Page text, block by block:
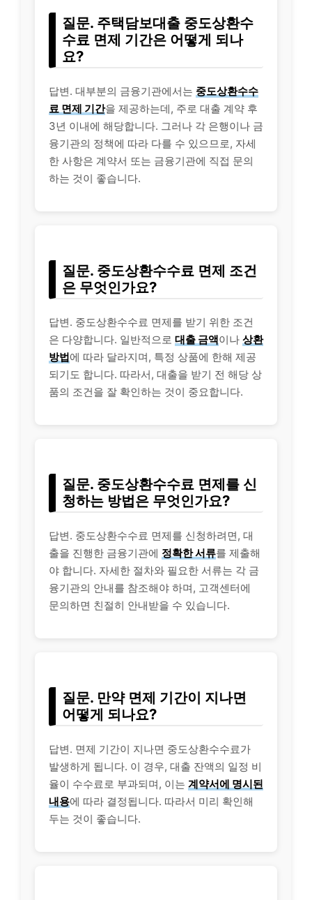
질문. 주택담보대출 중도상환수
수료 면제 기간은 어떻게 되나
요?
답변. 대부분의 금융기관에서는 중도상환수수
료 면제 기간을 제공하는데, 주로 대출 계약 후
3년 이내에 해당합니다. 그러나 각 은행이나 금
융기관의 정책에 따라 다를 수 있으므로, 자세
한 사항은 계약서 또는 금융기관에 직접 문의
하는 것이 좋습니다.
질문. 중도상환수수료 면제 조건
은 무엇인가요?
답변. 중도상환수수료 면제를 받기 위한 조건
은 다양합니다. 일반적으로 대출 금액이나 상환
방법에 따라 달라지며, 특정 상품에 한해 제공
되기도 합니다. 따라서, 대출을 받기 전 해당 상
품의 조건을 잘 확인하는 것이 중요합니다.
질문. 중도상환수수료 면제를 신
청하는 방법은 무엇인가요?
답변. 중도상환수수료 면제를 신청하려면, 대
출을 진행한 금융기관에 정확한 서류를 제출해
야 합니다. 자세한 절차와 필요한 서류는 각 금
융기관의 안내를 참조해야 하며, 고객센터에
문의하면 친절히 안내받을 수 있습니다.
질문. 만약 면제 기간이 지나면
어떻게 되나요?
답변. 면제 기간이 지나면 중도상환수수료가
발생하게 됩니다. 이 경우, 대출 잔액의 일정 비
율이 수수료로 부과되며, 이는 계약서에 명시된
내용에 따라 결정됩니다. 따라서 미리 확인해
두는 것이 좋습니다.